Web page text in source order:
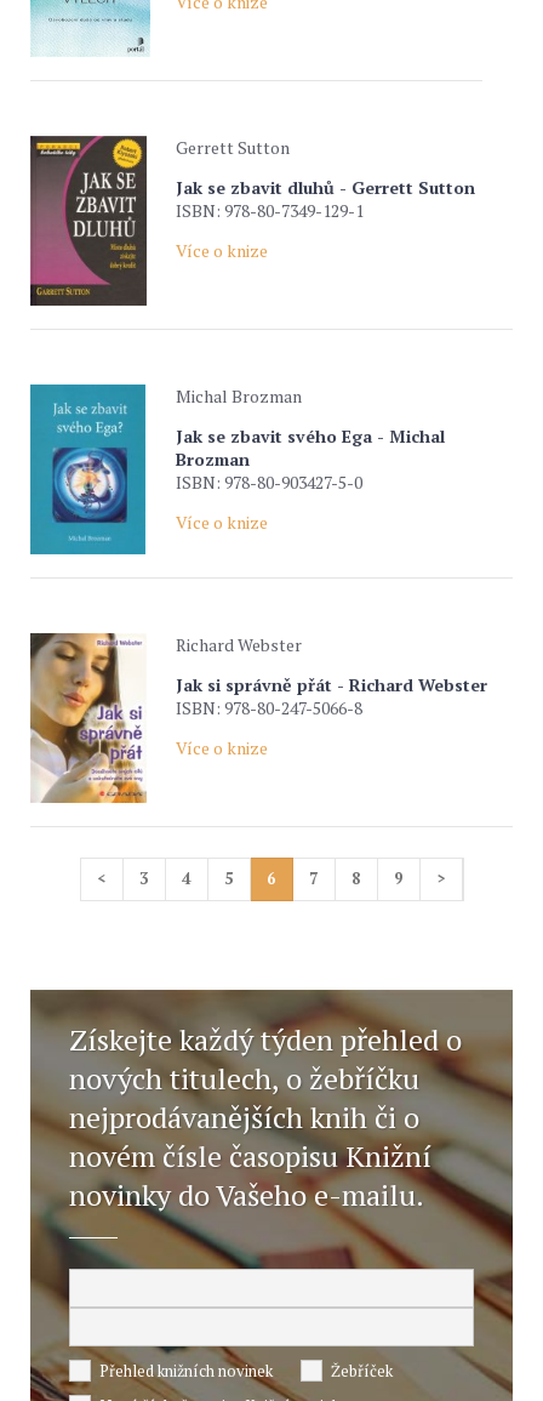
Gerrett Sutton
Jak se zbavit dluhů - Gerrett Sutton
ISBN: 978-80-7349-129-1
Více o knize
Michal Brozman
Jak se zbavit svého Ega - Michal
Brozman
ISBN: 978-80-903427-5-0
Více o knize
Richard Webster
Jak si správně přát - Richard Webster
ISBN: 978-80-247-5066-8
Více o knize
< 3 4 5 6 7 8 9 >
Získejte každý týden přehled o
nových titulech, o žebříčku
nejprodávanějších knih či o
novém čísle časopisu Knižní
novinky do Vašeho e-mailu.
Přehled knižních novinek
Žebříček